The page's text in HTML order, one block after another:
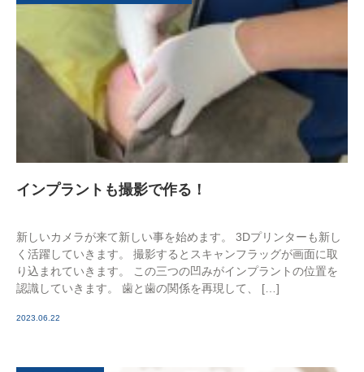
インプラントも撮影で作る！
新しいカメラが来て新しい事を始めます。 3Dプリンターも新し
く活躍していきます。 撮影するとスキャンフラッグが画面に取
り込まれていきます。 この三つの凹みがインプラントの位置を
認識していきます。 歯と歯の関係を再現して、 […]
2023.06.22